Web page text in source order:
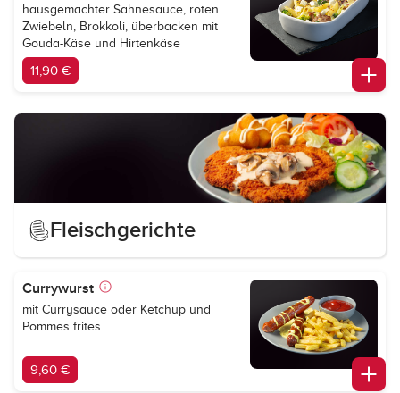
hausgemachter Sahnesauce, roten
Zwiebeln, Brokkoli, überbacken mit
Gouda-Käse und Hirtenkäse
11,90 €
Fleischgerichte
Currywurst
mit Currysauce oder Ketchup und
Pommes frites
9,60 €